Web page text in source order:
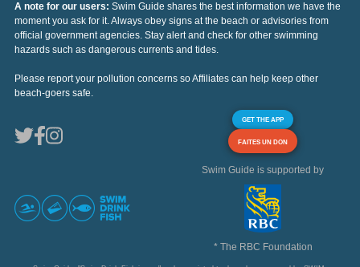
A note for our users: Swim Guide shares the best information we have the
moment you ask for it. Always obey signs at the beach or advisories from
official government agencies. Stay alert and check for other swimming
hazards such as dangerous currents and tides.
Please report your pollution concerns so Affiliates can help keep other
beach-goers safe.
GET THE APP
FAITES UN DON
Swim Guide is supported by
* The RBC Foundation